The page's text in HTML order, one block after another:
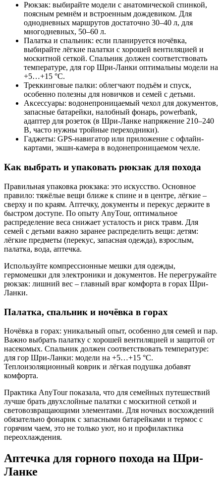
Рюкзак: выбирайте модели с анатомической спинкой,
поясным ремнём и встроенным дождевиком. Для
однодневных маршрутов достаточно 30–40 л, для
многодневных, 50–60 л.
Палатка и спальник: если планируется ночёвка,
выбирайте лёгкие палатки с хорошей вентиляцией и
москитной сеткой. Спальник должен соответствовать
температуре, для гор Шри-Ланки оптимальны модели на
+5…+15 °C.
Треккинговые палки: облегчают подъём и спуск,
особенно полезны для новичков и семей с детьми.
Аксессуары: водонепроницаемый чехол для документов,
запасные батарейки, налобный фонарь, powerbank,
адаптер для розеток (в Шри-Ланке напряжение 210–240
В, часто нужны тройные переходники).
Гаджеты: GPS-навигатор или приложение с офлайн-
картами, экшн-камера в водонепроницаемом чехле.
Как выбрать и упаковать рюкзак для похода
Правильная упаковка рюкзака: это искусство. Основное
правило: тяжёлые вещи ближе к спине и в центре, лёгкие –
сверху и по краям. Аптечку, документы и перекус держите в
быстром доступе. По опыту AnyTour, оптимальное
распределение веса снижает усталость и риск травм. Для
семей с детьми важно заранее распределить вещи: детям:
лёгкие предметы (перекус, запасная одежда), взрослым,
палатка, вода, аптечка.
Используйте компрессионные мешки для одежды,
гермомешки для электроники и документов. Не перегружайте
рюкзак: лишний вес – главный враг комфорта в горах Шри-
Ланки.
Палатка, спальник и ночёвка в горах
Ночёвка в горах: уникальный опыт, особенно для семей и пар.
Важно выбрать палатку с хорошей вентиляцией и защитой от
насекомых. Спальник должен соответствовать температуре:
для гор Шри-Ланки: модели на +5…+15 °C.
Теплоизоляционный коврик и лёгкая подушка добавят
комфорта.
Практика AnyTour показала, что для семейных путешествий
лучше брать двухслойные палатки с москитной сеткой и
световозвращающими элементами. Для ночных восхождений
обязательно фонарик с запасными батарейками и термос с
горячим чаем, это не только уют, но и профилактика
переохлаждения.
Аптечка для горного похода на Шри-
Ланке